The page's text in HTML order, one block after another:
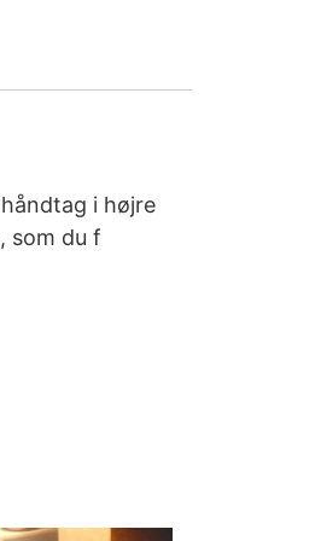
i højre
som du f